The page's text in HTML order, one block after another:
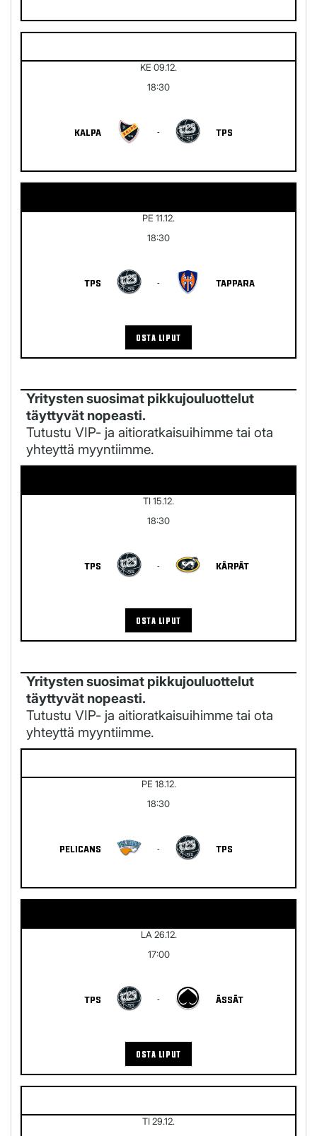
KE 09.12.
18:30
KALPA - TPS
PE 11.12.
18:30
TPS - TAPPARA
OSTA LIPUT
Yritysten suosimat pikkujouluottelut
täyttyvät nopeasti.
Tutustu VIP- ja aitioratkaisuihimme tai ota
yhteyttä myyntiimme.
TI 15.12.
18:30
TPS - KÄRPÄT
OSTA LIPUT
Yritysten suosimat pikkujouluottelut
täyttyvät nopeasti.
Tutustu VIP- ja aitioratkaisuihimme tai ota
yhteyttä myyntiimme.
PE 18.12.
18:30
PELICANS - TPS
LA 26.12.
17:00
TPS - ÄSSÄT
OSTA LIPUT
TI 29.12.